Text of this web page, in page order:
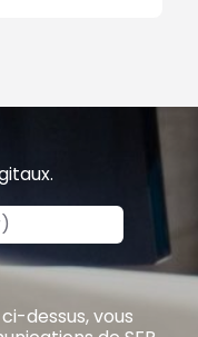
dessus, vous